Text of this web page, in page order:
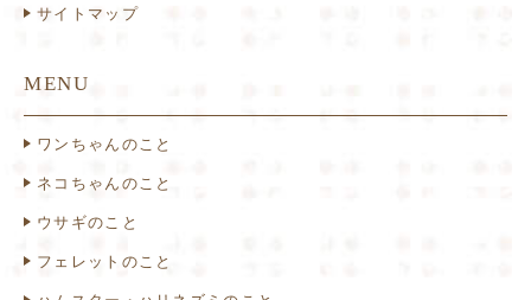
サイトマップ
MENU
ワンちゃんのこと
ネコちゃんのこと
ウサギのこと
フェレットのこと